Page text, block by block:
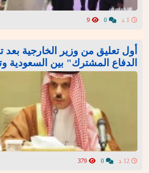
أول تعليق من وزير الخارجية بعد
الدفاع المشترك" بين السعودية